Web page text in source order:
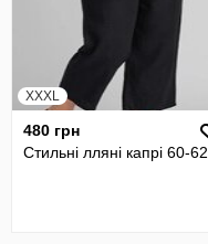
XXXL
480 грн
Стильні лляні капрі 60-62